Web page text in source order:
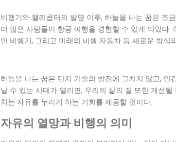
비행기와 헬리콥터의 발명 이후, 하늘을 나는 꿈은 조
더 많은 사람들이 항공 여행을 경험할 수 있게 되었다
인 비행기, 그리고 미래의 비행 자동차 등 새로운 방식
하늘을 나는 꿈은 단지 기술의 발전에 그치지 않고, 인
날 수 있는 시대가 열리면, 우리의 삶의 질 또한 개선
치는 자유를 누리게 하는 기회를 제공할 것이다.
자유의 열망과 비행의 의미